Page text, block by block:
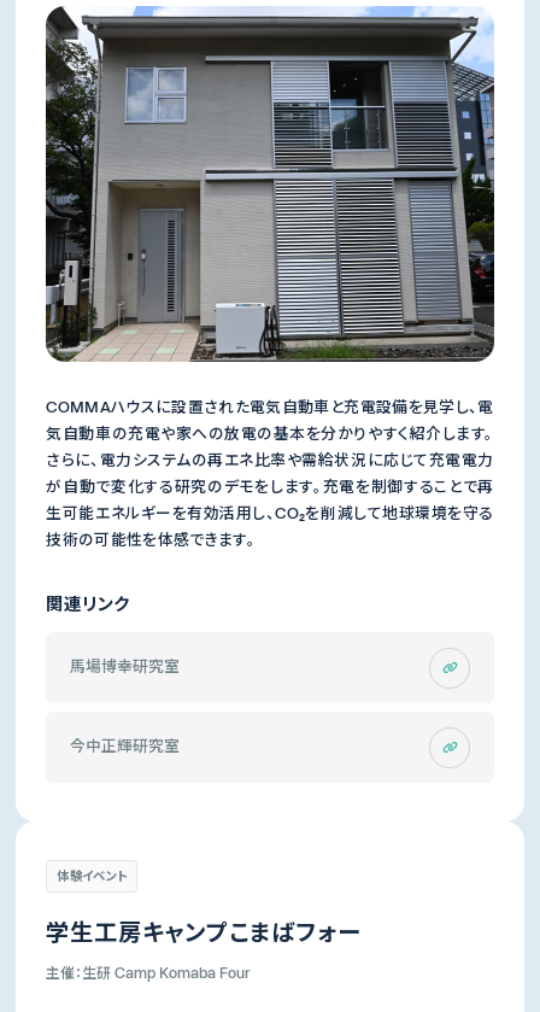
COMMAハウスに設置された電気自動車と充電設備を見学し、電
気自動車の充電や家への放電の基本を分かりやすく紹介します。
さらに、電力システムの再エネ比率や需給状況に応じて充電電力
が自動で変化する研究のデモをします。充電を制御することで再
生可能エネルギーを有効活用し、CO₂を削減して地球環境を守る
技術の可能性を体感できます。
関連リンク
馬場博幸研究室
今中正輝研究室
体験イベント
学生工房キャンプこまばフォー
主催：生研 Camp Komaba Four